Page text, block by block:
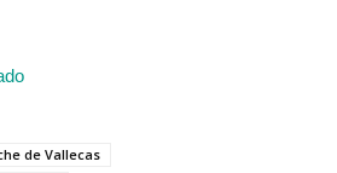
de Vallecas